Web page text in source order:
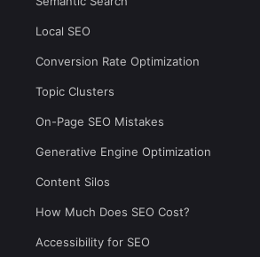
Local SEO
Conversion Rate Optimization
Topic Clusters
On-Page SEO Mistakes
Generative Engine Optimization
Content Silos
How Much Does SEO Cost?
Accessibility for SEO